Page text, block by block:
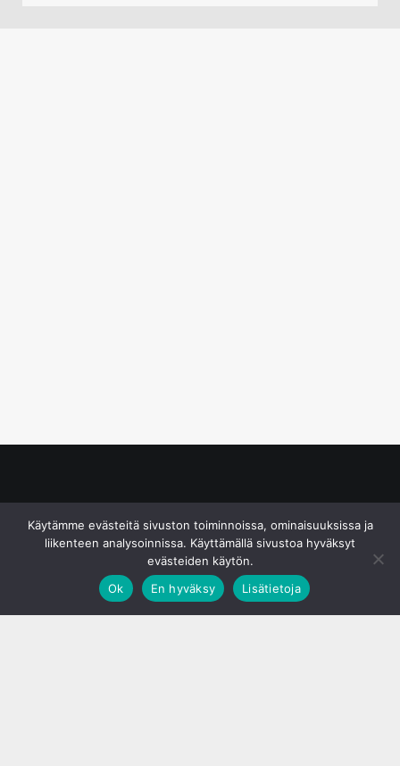
Käytämme evästeitä sivuston toiminnoissa, ominaisuuksissa ja
liikenteen analysoinnissa. Käyttämällä sivustoa hyväksyt
evästeiden käytön.
Ok
En hyväksy Lisätietoja